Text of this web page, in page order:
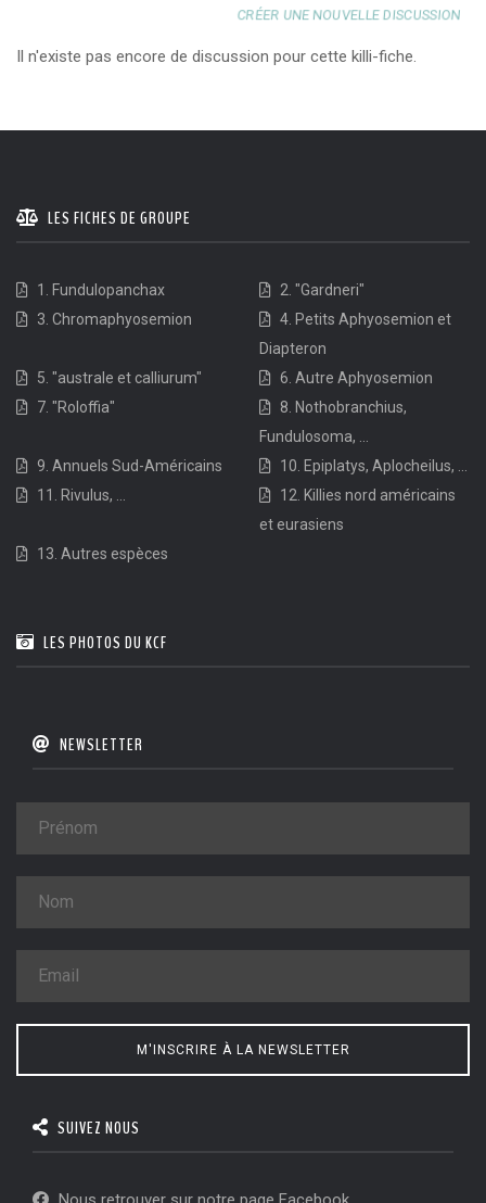
CRÉER UNE NOUVELLE DISCUSSION
Il n'existe pas encore de discussion pour cette killi-fiche.
LES FICHES DE GROUPE
1. Fundulopanchax
2. "Gardneri"
3. Chromaphyosemion
4. Petits Aphyosemion et
Diapteron
5. "australe et calliurum"
6. Autre Aphyosemion
7. "Roloffia"
8. Nothobranchius,
Fundulosoma, ...
9. Annuels Sud-Américains
10. Epiplatys, Aplocheilus, ...
11. Rivulus, ...
12. Killies nord américains
et eurasiens
13. Autres espèces
LES PHOTOS DU KCF
NEWSLETTER
M'INSCRIRE À LA NEWSLETTER
SUIVEZ NOUS